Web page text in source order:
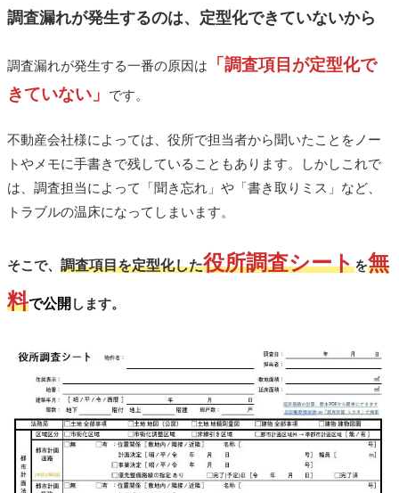
調査漏れが発生するのは、定型化できていないから
調査漏れが発生する一番の原因は 「調査項目が定型化で
きていない」
です。
不動産会社様によっては、役所で担当者から聞いたことをノー
トやメモに手書きで残していることもあります。しかしこれで
は、調査担当によって「聞き忘れ」や「書き取りミス」など、
トラブルの温床になってしまいます。
そこで、 調査項目を定型化した役所調査シートを無
料で公開 します。